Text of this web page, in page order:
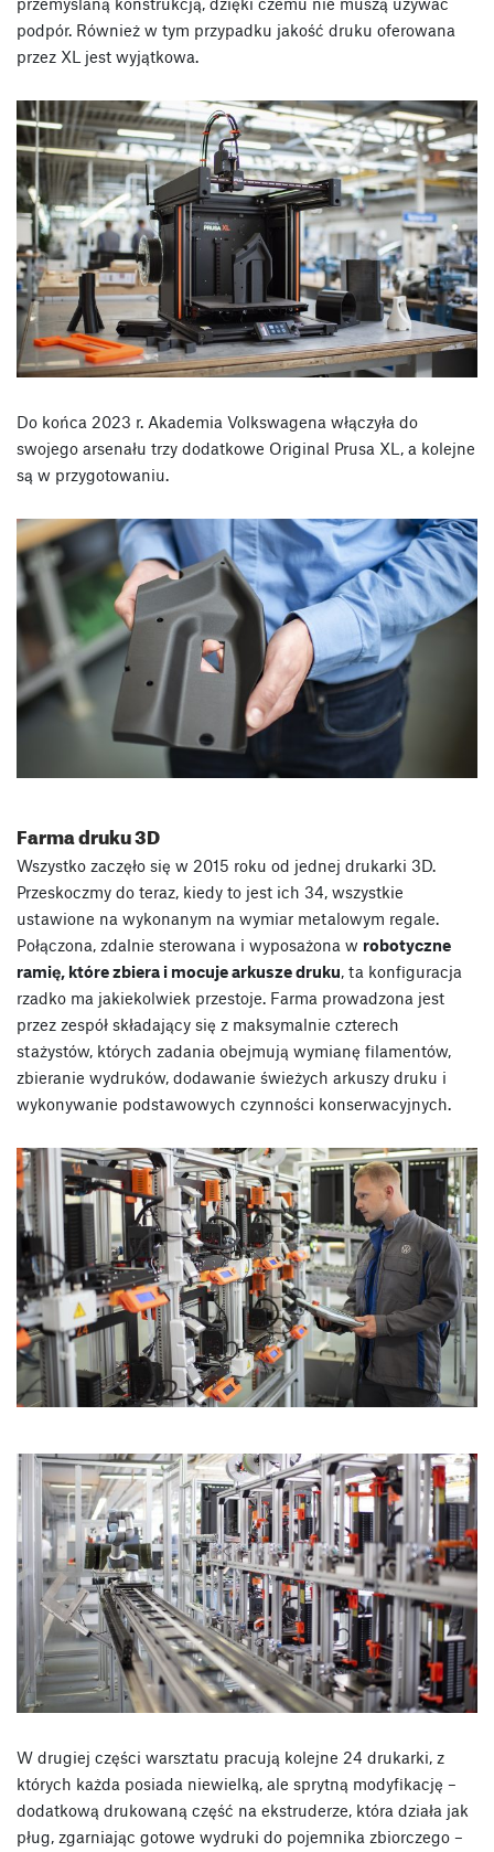
podpór. Również w tym przypadku jakość druku oferowana
przez XL jest wyjątkowa.
Do końca 2023 r. Akademia Volkswagena włączyła do
swojego arsenału trzy dodatkowe Original Prusa XL, a kolejne
są w przygotowaniu.
Farma druku 3D
Wszystko zaczęło się w 2015 roku od jednej drukarki 3D.
Przeskoczmy do teraz, kiedy to jest ich 34, wszystkie
ustawione na wykonanym na wymiar metalowym regale.
Połączona, zdalnie sterowana i wyposażona w robotyczne
ramię, które zbiera i mocuje arkusze druku, ta konfiguracja
rzadko ma jakiekolwiek przestoje. Farma prowadzona jest
przez zespół składający się z maksymalnie czterech
stażystów, których zadania obejmują wymianę filamentów,
zbieranie wydruków, dodawanie świeżych arkuszy druku i
wykonywanie podstawowych czynności konserwacyjnych.
W drugiej części warsztatu pracują kolejne 24 drukarki, z
których każda posiada niewielką, ale sprytną modyfikację –
dodatkową drukowaną część na ekstruderze, która działa jak
pług, zgarniając gotowe wydruki do pojemnika zbiorczego –